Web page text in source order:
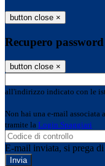
button close ×
Recupero password
button close ×
all'indirizzo indicato con le
Non hai una e-mail associata
tramite la Login Spaggiari
E-mail inviata, si prega